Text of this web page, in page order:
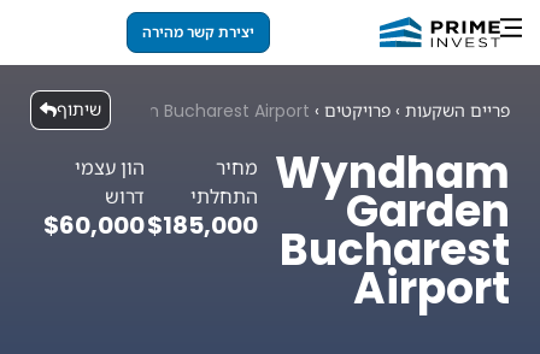
יצירת קשר מהירה
פריים השקעות › פרויקטים ›
Wyndham Garden Bucharest Airport
שיתוף
Wyndham
Garden
Bucharest
Airport
מחיר
התחלתי
$185,000
הון עצמי
דרוש
$60,000